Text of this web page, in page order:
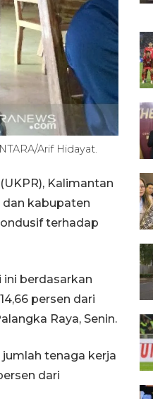
Arif Hidayat.
Kalimantan
dan kabupaten
terhadap
berdasarkan
persen dari
Raya, Senin.
tenaga kerja
dari